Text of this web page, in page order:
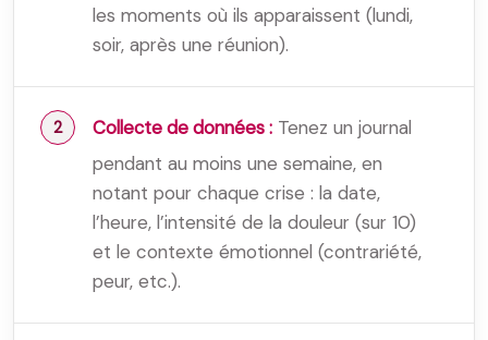
les moments où ils apparaissent (lundi,
soir, après une réunion).
Collecte de données : Tenez un journal
pendant au moins une semaine, en
notant pour chaque crise : la date,
l’heure, l’intensité de la douleur (sur 10)
et le contexte émotionnel (contrariété,
peur, etc.).